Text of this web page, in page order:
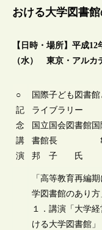
おける大学図書館
【日時・場所】平成12
（水） 東京・アルカ
○
記
念
講
演
国際子ども図書
ライブラリー
国立国会図書館
書館長
邦 子 氏
「高等教育再編
学図書館のあり方
１．講演「大学
ける大学図書館」